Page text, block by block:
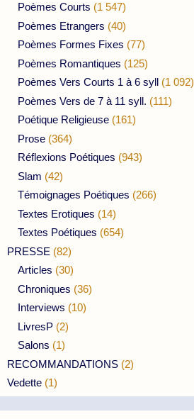
Poèmes Courts (1 547)
Poèmes Etrangers (40)
Poèmes Formes Fixes (77)
Poèmes Romantiques (125)
Poèmes Vers Courts 1 à 6 syll (1 092)
Poèmes Vers de 7 à 11 syll. (111)
Poétique Religieuse (161)
Prose (364)
Réflexions Poétiques (943)
Slam (42)
Témoignages Poétiques (266)
Textes Erotiques (14)
Textes Poétiques (654)
PRESSE (82)
Articles (30)
Chroniques (36)
Interviews (10)
LivresP (2)
Salons (1)
RECOMMANDATIONS (2)
Vedette (1)